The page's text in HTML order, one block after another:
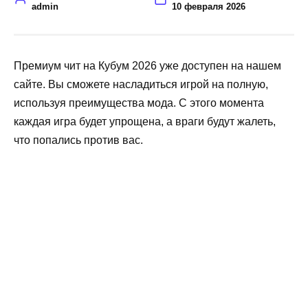
admin 10 февраля 2026
Премиум чит на Кубум 2026 уже доступен на нашем
сайте. Вы сможете насладиться игрой на полную,
используя преимущества мода. С этого момента
каждая игра будет упрощена, а враги будут жалеть,
что попались против вас.